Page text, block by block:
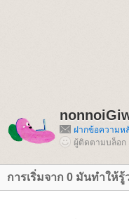
ฝากข้อความห
ผู้ติดตามบล็อก
การเริ่มจาก 0 มันทำให้